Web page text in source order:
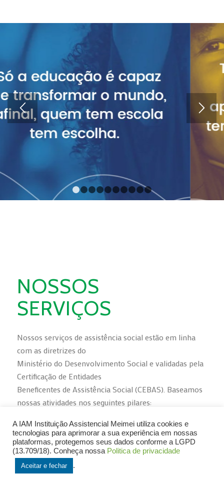
1 2 3 4 5 8 9
NOSSOS
SERVIÇOS
Nossos serviços de assistência social estão em linha
com as diretrizes do
Ministério do Desenvolvimento Social e validadas pela
Certificação de Entidades
Beneficentes de Assistência Social (CEBAS). Baseamos
nossas atividades nos seguintes pilares:
A IAM Instituição Assistencial Meimei utiliza cookies e
tecnologias para aprimorar a sua experiência em nossas
plataformas, protegemos seus dados conforme a LGPD
(13.709/18). Conheça nossa Politica de privacidade
Aceitar e fechar .